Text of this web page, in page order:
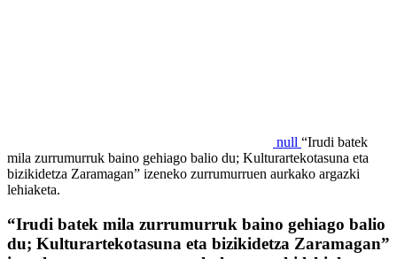
null “Irudi batek
mila zurrumurruk baino gehiago balio du; Kulturartekotasuna eta
bizikidetza Zaramagan” izeneko zurrumurruen aurkako argazki
lehiaketa.
“Irudi batek mila zurrumurruk baino gehiago balio
du; Kulturartekotasuna eta bizikidetza Zaramagan”